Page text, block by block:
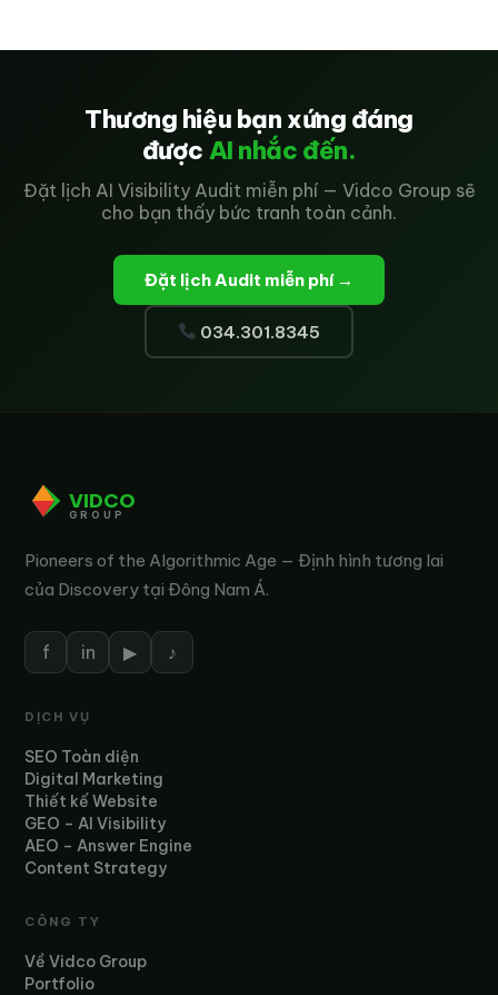
Thương hiệu bạn xứng đáng
được AI nhắc đến.
Đặt lịch AI Visibility Audit miễn phí — Vidco Group sẽ
cho bạn thấy bức tranh toàn cảnh.
Đặt lịch Audit miễn phí →
034.301.8345
VIDCO
GROUP
Pioneers of the Algorithmic Age — Định hình tương lai
của Discovery tại Đông Nam Á.
f in ▶ ♪
DỊCH VỤ
SEO Toàn diện
Digital Marketing
Thiết kế Website
GEO – AI Visibility
AEO – Answer Engine
Content Strategy
CÔNG TY
Về Vidco Group
Portfolio